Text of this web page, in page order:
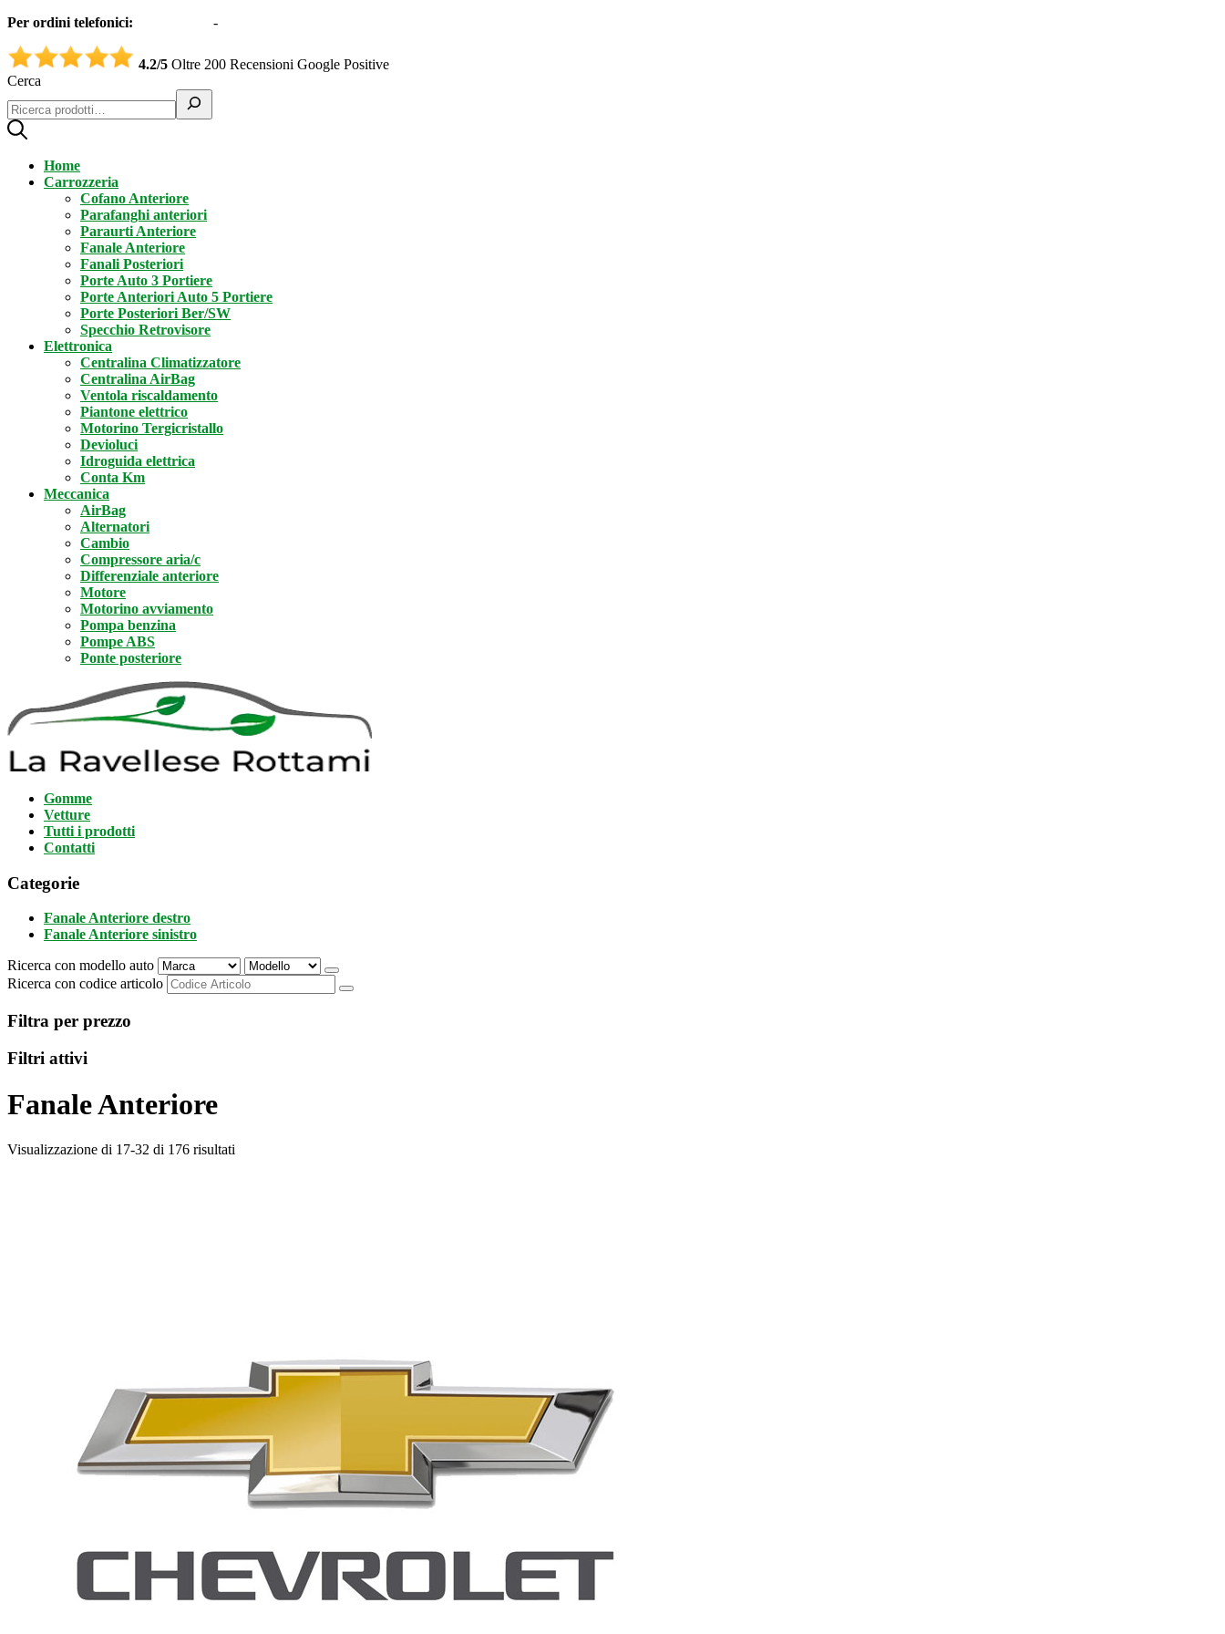
Per ordini telefonici: -
4.2/5 Oltre 200 Recensioni Google Positive
Cerca
Home
Carrozzeria
Cofano Anteriore
Parafanghi anteriori
Paraurti Anteriore
Fanale Anteriore
Fanali Posteriori
Porte Auto 3 Portiere
Porte Anteriori Auto 5 Portiere
Porte Posteriori Ber/SW
Specchio Retrovisore
Elettronica
Centralina Climatizzatore
Centralina AirBag
Ventola riscaldamento
Piantone elettrico
Motorino Tergicristallo
Devioluci
Idroguida elettrica
Conta Km
Meccanica
AirBag
Alternatori
Cambio
Compressore aria/c
Differenziale anteriore
Motore
Motorino avviamento
Pompa benzina
Pompe ABS
Ponte posteriore
Gomme
Vetture
Tutti i prodotti
Contatti
Categorie
Fanale Anteriore destro
Fanale Anteriore sinistro
Ricerca con modello auto
Ricerca con codice articolo
Filtra per prezzo
Filtri attivi
Fanale Anteriore
Visualizzazione di 17-32 di 176 risultati